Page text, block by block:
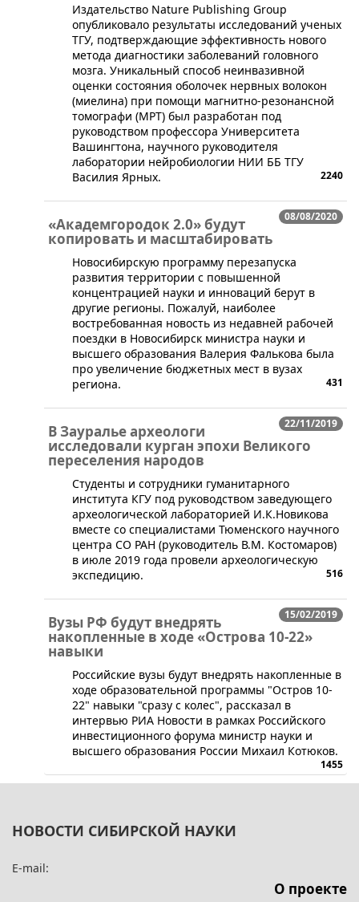
​Издательство Nature Publishing Group
опубликовало результаты исследований ученых
ТГУ, подтверждающие эффективность нового
метода диагностики заболеваний головного
мозга. Уникальный способ неинвазивной
оценки состояния оболочек нервных волокон
(миелина) при помощи магнитно-резонансной
томографи (МРТ) был разработан под
руководством профессора Университета
Вашингтона, научного руководителя
лаборатории нейробиологии НИИ ББ ТГУ
Василия Ярных.
2240
08/08/2020
«Академгородок 2.0» будут
копировать и масштабировать
​​​Новосибирскую программу перезапуска
развития территории с повышенной
концентрацией науки и инноваций берут в
другие регионы. Пожалуй, наиболее
востребованная новость из недавней рабочей
поездки в Новосибирск министра науки и
высшего образования Валерия Фалькова была
про увеличение бюджетных мест в вузах
региона.
431
22/11/2019
В Зауралье археологи
исследовали курган эпохи Великого
переселения народов
​Студенты и сотрудники гуманитарного
института КГУ под руководством заведующего
археологической лабораторией И.К.Новикова
вместе со специалистами Тюменского научного
центра СО РАН (руководитель В.М. Костомаров)
в июле 2019 года провели археологическую
экспедицию.
516
15/02/2019
Вузы РФ будут внедрять
накопленные в ходе «Острова 10-22»
навыки
​Российские вузы будут внедрять накопленные в
ходе образовательной программы "Остров 10-
22" навыки "сразу с колес", рассказал в
интервью РИА Новости в рамках Российского
инвестиционного форума министр науки и
высшего образования России Михаил Котюков.
1455
НОВОСТИ СИБИРСКОЙ НАУКИ
E-mail:
О проекте